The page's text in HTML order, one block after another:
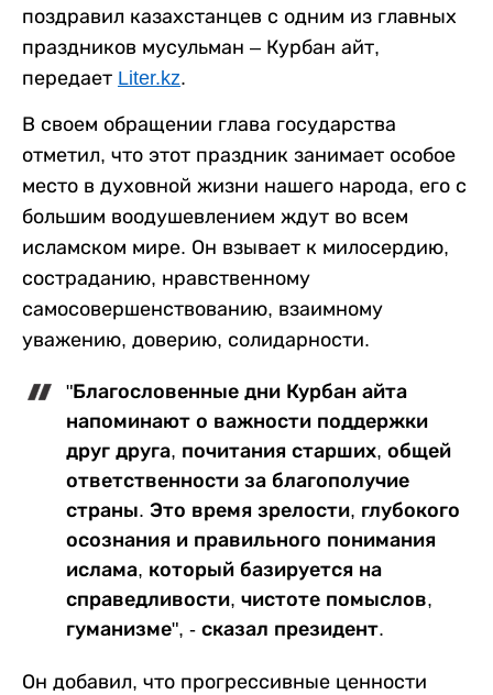
поздравил казахстанцев с одним из главных
праздников мусульман – Курбан айт,
передает Liter.kz.
В своем обращении глава государства
отметил, что этот праздник занимает особое
место в духовной жизни нашего народа, его с
большим воодушевлением ждут во всем
исламском мире. Он взывает к милосердию,
состраданию, нравственному
самосовершенствованию, взаимному
уважению, доверию, солидарности.
"Благословенные дни Курбан айта
напоминают о важности поддержки
друг друга, почитания старших, общей
ответственности за благополучие
страны. Это время зрелости, глубокого
осознания и правильного понимания
ислама, который базируется на
справедливости, чистоте помыслов,
гуманизме", - сказал президент.
Он добавил, что прогрессивные ценности